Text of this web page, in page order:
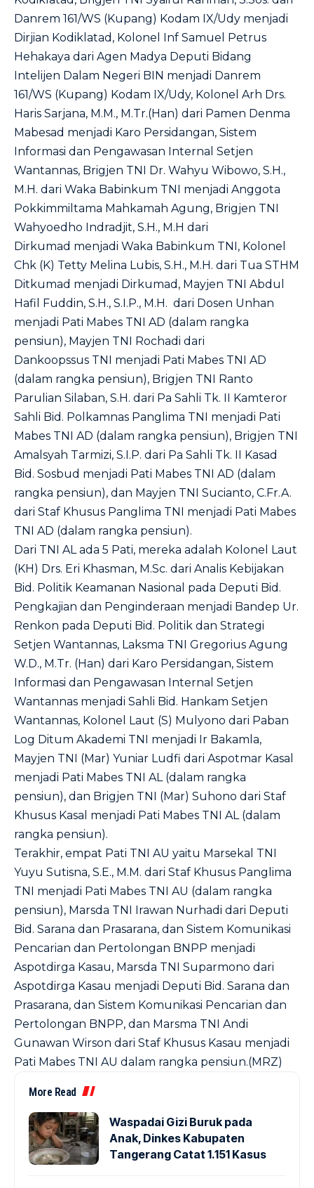
Danrem 161/WS (Kupang) Kodam IX/Udy menjadi
Dirjian Kodiklatad, Kolonel Inf Samuel Petrus
Hehakaya dari Agen Madya Deputi Bidang
Intelijen Dalam Negeri BIN menjadi Danrem
161/WS (Kupang) Kodam IX/Udy, Kolonel Arh Drs.
Haris Sarjana, M.M., M.Tr.(Han) dari Pamen Denma
Mabesad menjadi Karo Persidangan, Sistem
Informasi dan Pengawasan Internal Setjen
Wantannas, Brigjen TNI Dr. Wahyu Wibowo, S.H.,
M.H. dari Waka Babinkum TNI menjadi Anggota
Pokkimmiltama Mahkamah Agung, Brigjen TNI
Wahyoedho Indradjit, S.H., M.H dari
Dirkumad menjadi Waka Babinkum TNI, Kolonel
Chk (K) Tetty Melina Lubis, S.H., M.H. dari Tua STHM
Ditkumad menjadi Dirkumad, Mayjen TNI Abdul
Hafil Fuddin, S.H., S.I.P., M.H. dari Dosen Unhan
menjadi Pati Mabes TNI AD (dalam rangka
pensiun), Mayjen TNI Rochadi dari
Dankoopssus TNI menjadi Pati Mabes TNI AD
(dalam rangka pensiun), Brigjen TNI Ranto
Parulian Silaban, S.H. dari Pa Sahli Tk. II Kamteror
Sahli Bid. Polkamnas Panglima TNI menjadi Pati
Mabes TNI AD (dalam rangka pensiun), Brigjen TNI
Amalsyah Tarmizi, S.I.P. dari Pa Sahli Tk. II Kasad
Bid. Sosbud menjadi Pati Mabes TNI AD (dalam
rangka pensiun), dan Mayjen TNI Sucianto, C.Fr.A.
dari Staf Khusus Panglima TNI menjadi Pati Mabes
TNI AD (dalam rangka pensiun).
Dari TNI AL ada 5 Pati, mereka adalah Kolonel Laut
(KH) Drs. Eri Khasman, M.Sc. dari Analis Kebijakan
Bid. Politik Keamanan Nasional pada Deputi Bid.
Pengkajian dan Penginderaan menjadi Bandep Ur.
Renkon pada Deputi Bid. Politik dan Strategi
Setjen Wantannas, Laksma TNI Gregorius Agung
W.D., M.Tr. (Han) dari Karo Persidangan, Sistem
Informasi dan Pengawasan Internal Setjen
Wantannas menjadi Sahli Bid. Hankam Setjen
Wantannas, Kolonel Laut (S) Mulyono dari Paban
Log Ditum Akademi TNI menjadi Ir Bakamla,
Mayjen TNI (Mar) Yuniar Ludfi dari Aspotmar Kasal
menjadi Pati Mabes TNI AL (dalam rangka
pensiun), dan Brigjen TNI (Mar) Suhono dari Staf
Khusus Kasal menjadi Pati Mabes TNI AL (dalam
rangka pensiun).
Terakhir, empat Pati TNI AU yaitu Marsekal TNI
Yuyu Sutisna, S.E., M.M. dari Staf Khusus Panglima
TNI menjadi Pati Mabes TNI AU (dalam rangka
pensiun), Marsda TNI Irawan Nurhadi dari Deputi
Bid. Sarana dan Prasarana, dan Sistem Komunikasi
Pencarian dan Pertolongan BNPP menjadi
Aspotdirga Kasau, Marsda TNI Suparmono dari
Aspotdirga Kasau menjadi Deputi Bid. Sarana dan
Prasarana, dan Sistem Komunikasi Pencarian dan
Pertolongan BNPP, dan Marsma TNI Andi
Gunawan Wirson dari Staf Khusus Kasau menjadi
Pati Mabes TNI AU dalam rangka pensiun.(MRZ)
More Read
Waspadai Gizi Buruk pada
Anak, Dinkes Kabupaten
Tangerang Catat 1.151 Kasus